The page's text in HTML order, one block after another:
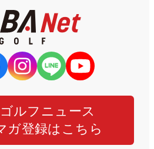
ルフニュース
ガ登録はこちら